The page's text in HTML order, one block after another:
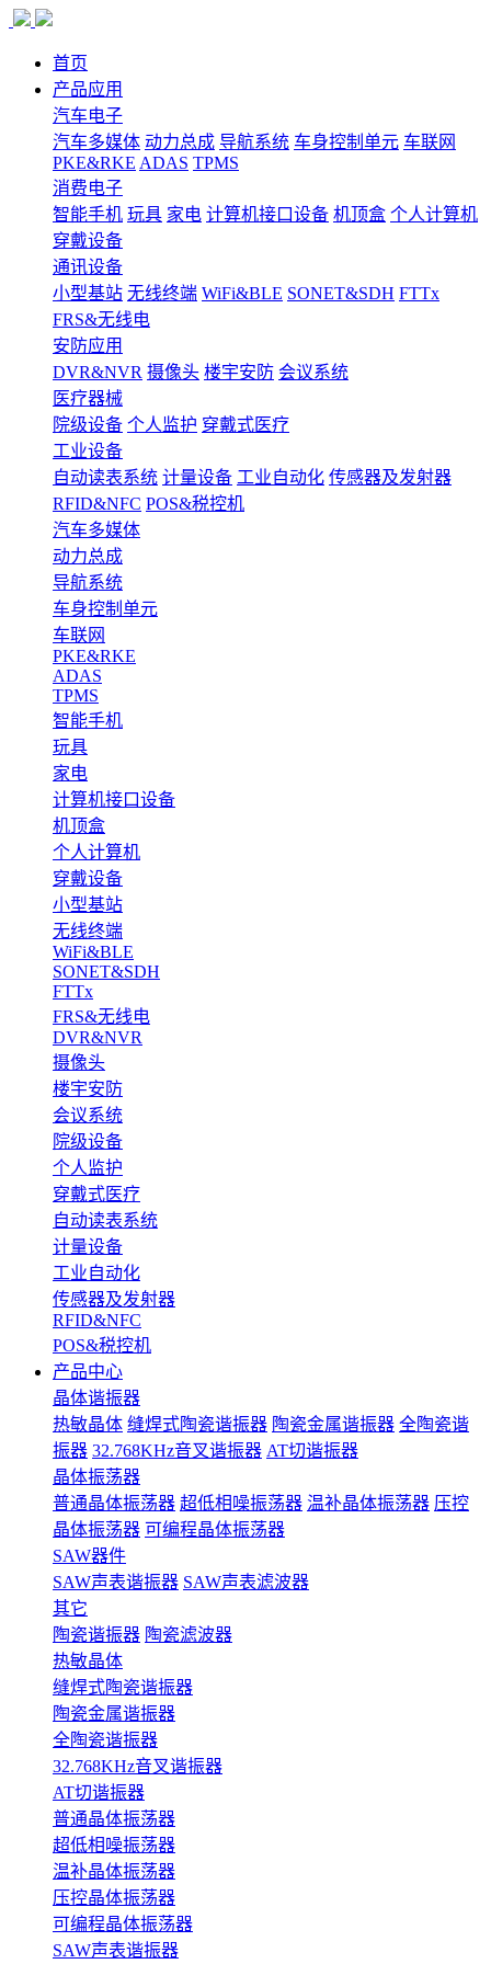
首页
产品应用
汽车电子
汽车多媒体 动力总成 导航系统 车身控制单元 车联网
PKE&RKE ADAS TPMS
消费电子
智能手机 玩具 家电 计算机接口设备 机顶盒 个人计算机
穿戴设备
通讯设备
小型基站 无线终端 WiFi&BLE SONET&SDH FTTx
FRS&无线电
安防应用
DVR&NVR 摄像头 楼宇安防 会议系统
医疗器械
院级设备 个人监护 穿戴式医疗
工业设备
自动读表系统 计量设备 工业自动化 传感器及发射器
RFID&NFC POS&税控机
汽车多媒体
动力总成
导航系统
车身控制单元
车联网
PKE&RKE
ADAS
TPMS
智能手机
玩具
家电
计算机接口设备
机顶盒
个人计算机
穿戴设备
小型基站
无线终端
WiFi&BLE
SONET&SDH
FTTx
FRS&无线电
DVR&NVR
摄像头
楼宇安防
会议系统
院级设备
个人监护
穿戴式医疗
自动读表系统
计量设备
工业自动化
传感器及发射器
RFID&NFC
POS&税控机
产品中心
晶体谐振器
热敏晶体 缝焊式陶瓷谐振器 陶瓷金属谐振器 全陶瓷谐
振器 32.768KHz音叉谐振器 AT切谐振器
晶体振荡器
普通晶体振荡器 超低相噪振荡器 温补晶体振荡器 压控
晶体振荡器 可编程晶体振荡器
SAW器件
SAW声表谐振器 SAW声表滤波器
其它
陶瓷谐振器 陶瓷滤波器
热敏晶体
缝焊式陶瓷谐振器
陶瓷金属谐振器
全陶瓷谐振器
32.768KHz音叉谐振器
AT切谐振器
普通晶体振荡器
超低相噪振荡器
温补晶体振荡器
压控晶体振荡器
可编程晶体振荡器
SAW声表谐振器